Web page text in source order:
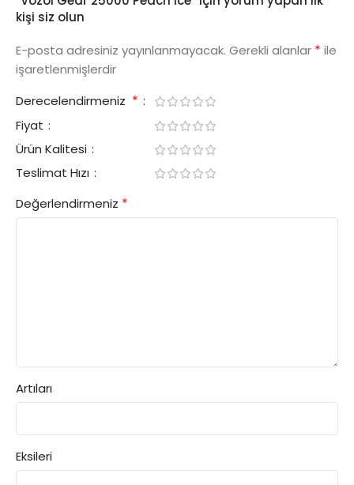
kişi siz olun
E-posta adresiniz yayınlanmayacak. Gerekli alanlar * ile
işaretlenmişlerdir
Derecelendirmeniz *
Fiyat
Ürün Kalitesi
Teslimat Hızı
Değerlendirmeniz *
Artıları
Eksileri